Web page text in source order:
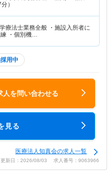
）
療法士業務全般 ・施設入所者に
・個別機…
用中
人を問い合わせる
見る
医療法人知真会の求人一覧
更新日：2026/08/03 求人番号：9063966